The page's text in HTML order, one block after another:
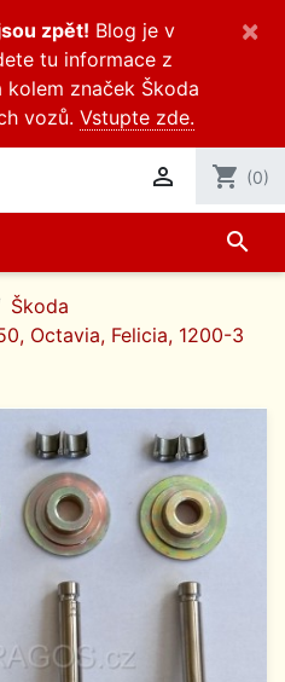
zpět! Blog je v
tu informace z
značek Škoda
vozů. Vstupte zde.
×
 shopping_cart (0)
search
Škoda
Octavia, Felicia, 1200-3